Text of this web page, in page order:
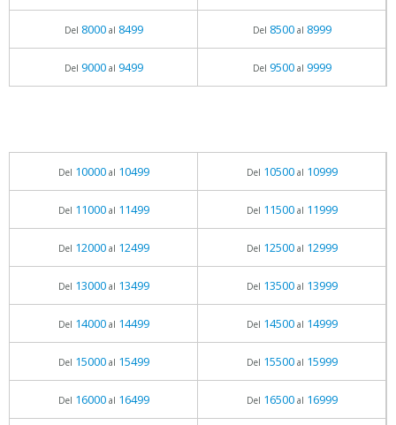
Del 8000al 8499 Del 8500al 8999
Del 9000al 9499 Del 9500al 9999
Del 10000al 10499 Del 10500al 10999
Del 11000al 11499 Del 11500al 11999
Del 12000al 12499 Del 12500al 12999
Del 13000al 13499 Del 13500al 13999
Del 14000al 14499 Del 14500al 14999
Del 15000al 15499 Del 15500al 15999
Del 16000al 16499 Del 16500al 16999